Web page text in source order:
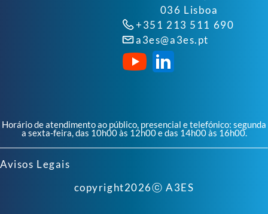
036 Lisboa
+351 213 511 690
a3es@a3es.pt
Horário de atendimento ao público, presencial e telefónico: segunda
a sexta-feira, das 10h00 às 12h00 e das 14h00 às 16h00.
Avisos Legais
copyright2026ⓒ A3ES